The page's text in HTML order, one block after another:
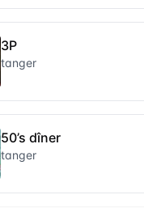
3P
tanger
50’s dîner
tanger